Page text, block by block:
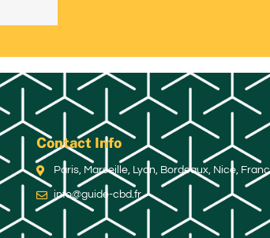
Contact Info
Paris, Marseille, Lyon, Bordeaux, Nice,
info@guide-cbd.fr